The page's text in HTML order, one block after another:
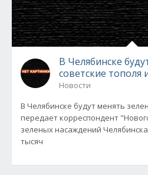
В Челябинске
советские тополя
Новости
В Челябинске будут менять
передает корреспондент
зеленых насаждений
тысяч